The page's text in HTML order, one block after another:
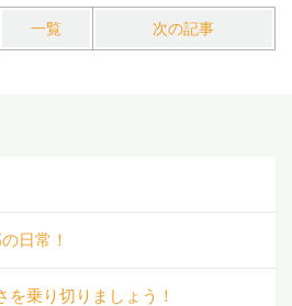
一覧 次の記事
日常！
を乗り切りましょう！